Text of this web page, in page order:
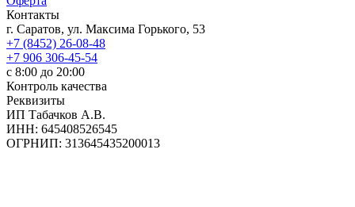
Контакты
г. Саратов, ул. Максима Горького, 53
+7 (8452) 26-08-48
+7 906 306-45-54
с 8:00 до 20:00
Контроль качества
Реквизиты
ИП Табачков А.В.
ИНН: 645408526545
ОГРНИП: 313645435200013